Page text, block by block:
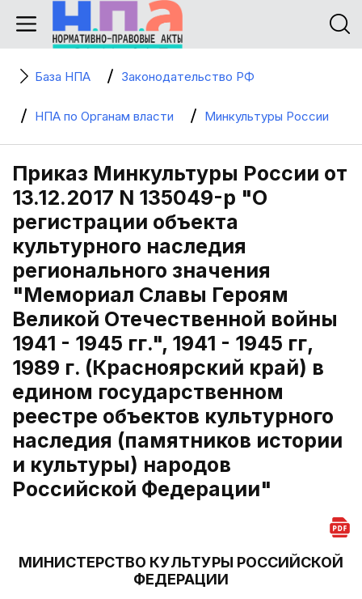
База НПА Законодательство РФ
НПА по Органам власти Минкультуры России
Приказ Минкультуры России от
13.12.2017 N 135049-р "О
регистрации объекта
культурного наследия
регионального значения
"Мемориал Славы Героям
Великой Отечественной войны
1941 - 1945 гг.", 1941 - 1945 гг,
1989 г. (Красноярский край) в
едином государственном
реестре объектов культурного
наследия (памятников истории
и культуры) народов
Российской Федерации"
МИНИСТЕРСТВО КУЛЬТУРЫ РОССИЙСКОЙ
ФЕДЕРАЦИИ